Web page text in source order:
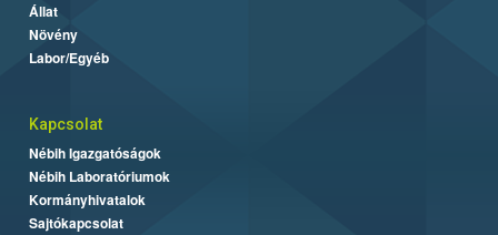
Állat
Növény
Labor/Egyéb
Kapcsolat
Nébih Igazgatóságok
Nébih Laboratóriumok
Kormányhivatalok
Sajtókapcsolat